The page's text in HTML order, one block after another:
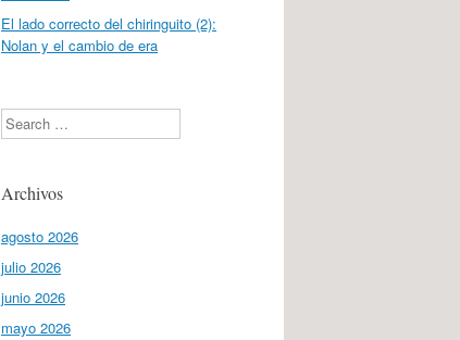
El lado correcto del chiringuito (2):
Nolan y el cambio de era
Search
Archivos
agosto 2026
julio 2026
junio 2026
mayo 2026